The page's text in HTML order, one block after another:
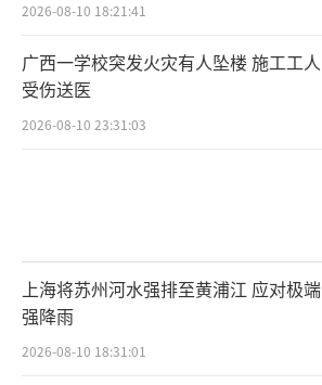
2026-08-10 18:21:41
广西一学校突发火灾有人坠楼 施工工人
受伤送医
2026-08-10 23:31:03
上海将苏州河水强排至黄浦江 应对极端
强降雨
2026-08-10 18:31:01